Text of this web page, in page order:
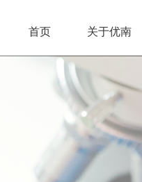
首页 关于优南